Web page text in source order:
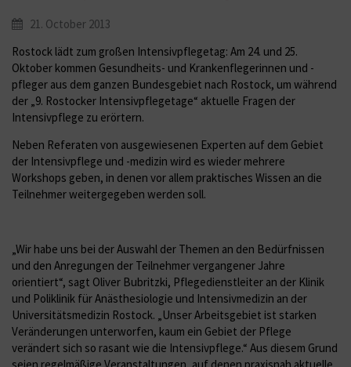
21. October 2013
Rostock lädt zum großen Intensivpflegetag: Am 24. und 25.
Oktober kommen Gesundheits- und Krankenflegerinnen und -
pfleger aus dem ganzen Bundesgebiet nach Rostock, um während
der „9. Rostocker Intensivpflegetage“ aktuelle Fragen der
Intensivpflege zu erörtern.
Neben Referaten von ausgewiesenen Experten auf dem Gebiet
der Intensivpflege und -medizin wird es wieder mehrere
Workshops geben, in denen vor allem praktisches Wissen an die
Teilnehmer weitergegeben werden soll.
„Wir habe uns bei der Auswahl der Themen an den Bedürfnissen
und den Anregungen der Teilnehmer vergangener Jahre
orientiert“, sagt Oliver Bubritzki, Pflegedienstleiter an der Klinik
und Poliklinik für Anästhesiologie und Intensivmedizin an der
Universitätsmedizin Rostock. „Unser Arbeitsgebiet ist starken
Veränderungen unterworfen, kaum ein Gebiet der Pflege
verändert sich so rasant wie die Intensivpflege.“ Aus diesem Grund